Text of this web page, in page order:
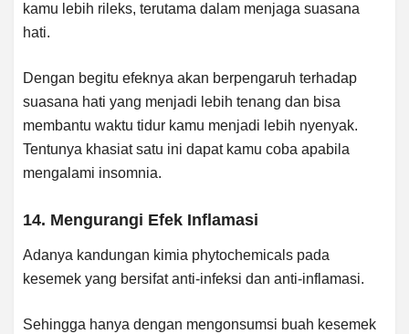
kamu lebih rileks, terutama dalam menjaga suasana
hati.
Dengan begitu efeknya akan berpengaruh terhadap
suasana hati yang menjadi lebih tenang dan bisa
membantu waktu tidur kamu menjadi lebih nyenyak.
Tentunya khasiat satu ini dapat kamu coba apabila
mengalami insomnia.
14. Mengurangi Efek Inflamasi
Adanya kandungan kimia phytochemicals pada
kesemek yang bersifat anti-infeksi dan anti-inflamasi.
Sehingga hanya dengan mengonsumsi buah kesemek